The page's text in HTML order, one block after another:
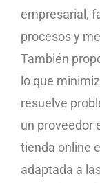
empresarial,
procesos y
También
lo que
resuelve
un proveedor
tienda online
adaptada a